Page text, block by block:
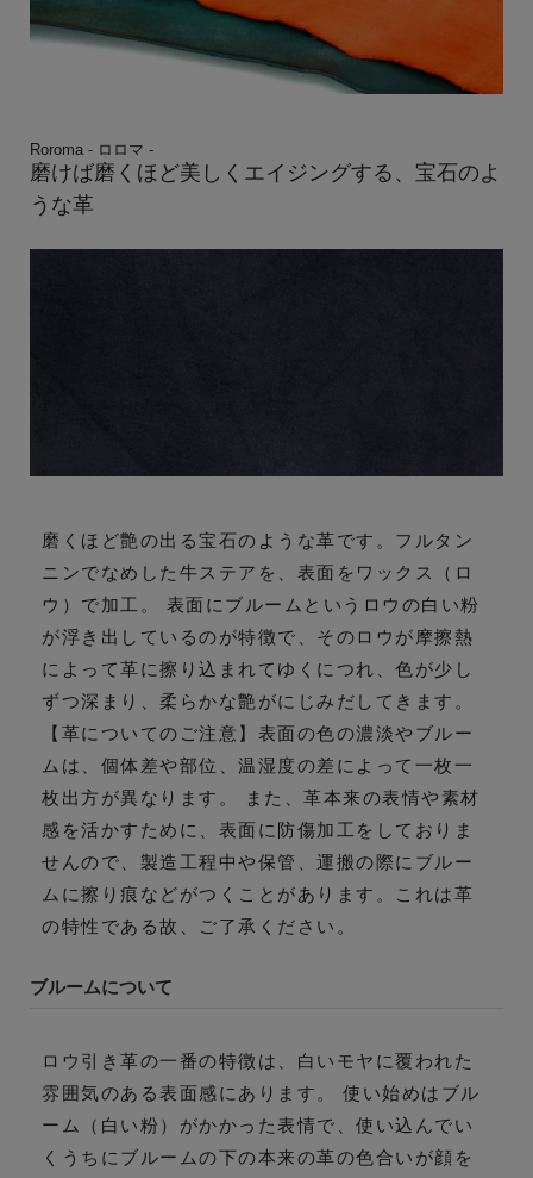
Roroma - ロロマ -
磨けば磨くほど美しくエイジングする、宝石のよ
うな革
磨くほど艶の出る宝石のような革です。フルタン
ニンでなめした牛ステアを、表面をワックス（ロ
ウ）で加工。 表面にブルームというロウの白い粉
が浮き出しているのが特徴で、そのロウが摩擦熱
によって革に擦り込まれてゆくにつれ、色が少し
ずつ深まり、柔らかな艶がにじみだしてきます。
【革についてのご注意】表面の色の濃淡やブルー
ムは、個体差や部位、温湿度の差によって一枚一
枚出方が異なります。 また、革本来の表情や素材
感を活かすために、表面に防傷加工をしておりま
せんので、製造工程中や保管、運搬の際にブルー
ムに擦り痕などがつくことがあります。これは革
の特性である故、ご了承ください。
ブルームについて
ロウ引き革の一番の特徴は、白いモヤに覆われた
雰囲気のある表面感にあります。 使い始めはブル
ーム（白い粉）がかかった表情で、使い込んでい
くうちにブルームの下の本来の革の色合いが顔を